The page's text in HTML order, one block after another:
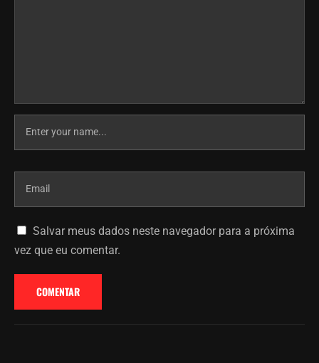
Salvar meus dados neste navegador para a próxima
vez que eu comentar.